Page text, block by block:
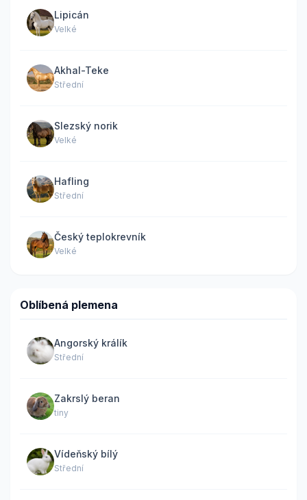
Lipicán
Velké
Akhal-Teke
Střední
Slezský norik
Velké
Hafling
Střední
Český teplokrevník
Velké
Oblíbená plemena
Angorský králík
Střední
Zakrslý beran
tiny
Vídeňský bílý
Střední